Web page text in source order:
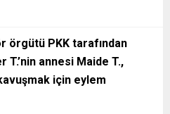
örgütü PKK tarafından
T.’nin annesi Maide T.,
için eylem